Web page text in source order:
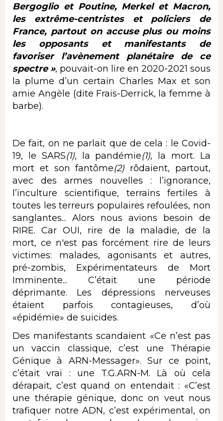
Bergoglio et Poutine, Merkel et Macron,
les extrême-centristes et policiers de
France, partout on accuse plus ou moins
les opposants et manifestants de
favoriser l’avènement planétaire de ce
spectre », pouvait-on lire en 2020-2021 sous
la plume d’un certain Charles Max et son
amie Angèle (dite Frais-Derrick, la femme à
barbe).
De fait, on ne parlait que de cela : le Covid-
19, le SARS(1), la pandémie(1), la mort. La
mort et son fantôme(2) rôdaient, partout,
avec des armes nouvelles : l’ignorance,
l’inculture scientifique, terrains fertiles à
toutes les terreurs populaires refoulées, non
sanglantes... Alors nous avions besoin de
RIRE. Car OUI, rire de la maladie, de la
mort, ce n'est pas forcément rire de leurs
victimes: malades, agonisants et autres,
pré-zombis, Expérimentateurs de Mort
Imminente... C’était une période
déprimante. Les dépressions nerveuses
étaient parfois contagieuses, d’où
«épidémie» de suicides.
Des manifestants scandaient «Ce n’est pas
un vaccin classique, c’est une Thérapie
Génique à ARN-Messager». Sur ce point,
c’était vrai : une T.G.ARN-M. Là où cela
dérapait, c’est quand on entendait : «C’est
une thérapie génique, donc on veut nous
trafiquer notre ADN, c’est expérimental, on